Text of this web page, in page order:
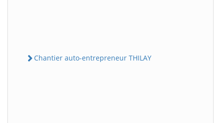
Chantier auto-entrepreneur THILAY